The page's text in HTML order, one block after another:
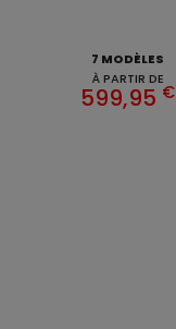
7 MODÈLES
À PARTIR DE
599,95 €